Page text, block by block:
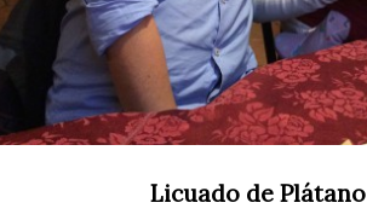
Licuado de Plátano